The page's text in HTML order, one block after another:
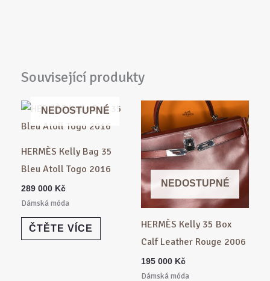
Související produkty
NEDOSTUPNÉ
HERMÈS Kelly Bag 35
Bleu Atoll Togo 2016
289 000 Kč
Dámská móda
ČTĚTE VÍCE
NEDOSTUPNÉ
HERMÈS Kelly 35 Box
Calf Leather Rouge 2006
195 000 Kč
Dámská móda